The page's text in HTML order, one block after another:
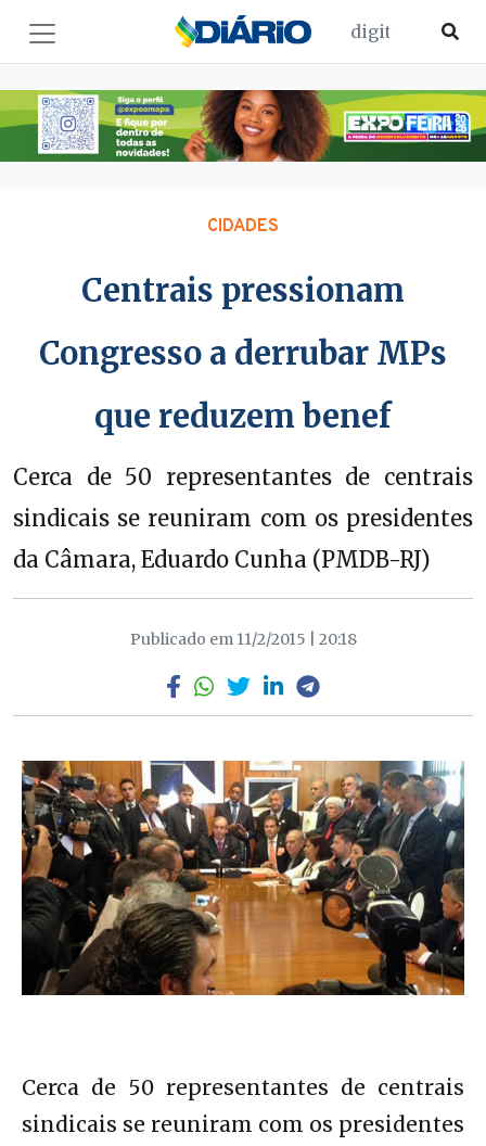
CIDADES
Centrais pressionam
Congresso a derrubar MPs
que reduzem benef
Cerca de 50 representantes de centrais
sindicais se reuniram com os presidentes
da Câmara, Eduardo Cunha (PMDB-RJ)
Publicado em 11/2/2015 | 20:18
Cerca de 50 representantes de centrais
sindicais se reuniram com os presidentes